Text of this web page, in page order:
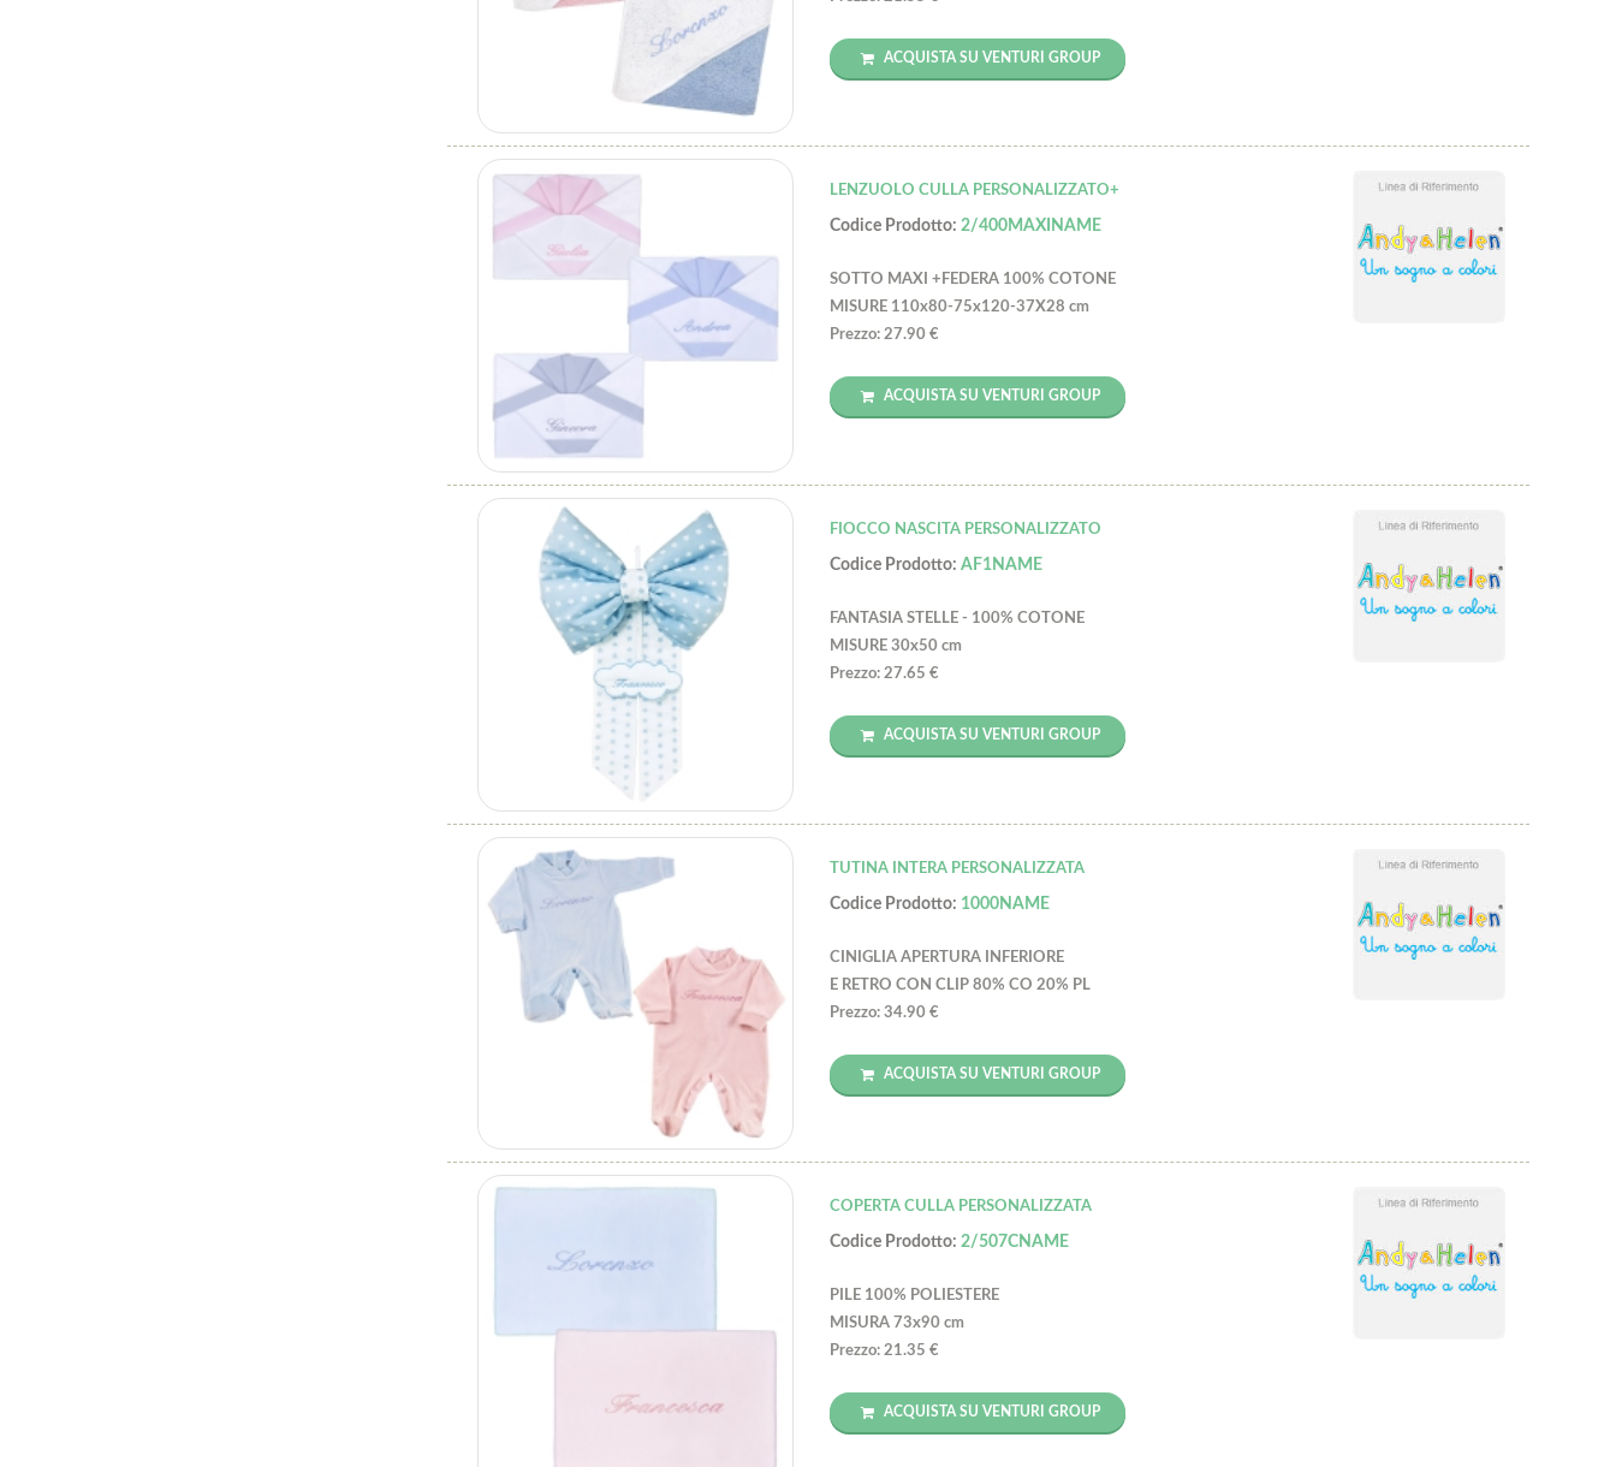
ACQUISTA SU VENTURI GROUP
LENZUOLO CULLA PERSONALIZZATO+
Codice Prodotto:2/400MAXINAME
SOTTO MAXI +FEDERA 100% COTONE
MISURE 110x80-75x120-37X28 cm
Prezzo: 27.90 €
ACQUISTA SU VENTURI GROUP
FIOCCO NASCITA PERSONALIZZATO
Codice Prodotto:AF1NAME
FANTASIA STELLE - 100% COTONE
MISURE 30x50 cm
Prezzo: 27.65 €
ACQUISTA SU VENTURI GROUP
TUTINA INTERA PERSONALIZZATA
Codice Prodotto: 1000NAME
CINIGLIA APERTURA INFERIORE
E RETRO CON CLIP 80% CO 20% PL
Prezzo: 34.90 €
ACQUISTA SU VENTURI GROUP
COPERTA CULLA PERSONALIZZATA
Codice Prodotto:2/507CNAME
PILE 100% POLIESTERE
MISURA 73x90 cm
Prezzo: 21.35 €
ACQUISTA SU VENTURI GROUP